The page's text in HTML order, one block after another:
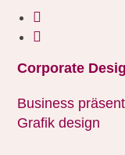
Corporate
Business
Grafik design